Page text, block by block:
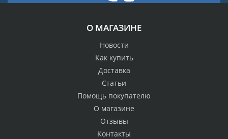
О МАГАЗИНЕ
Новости
Как купить
Доставка
Статьи
Помощь покупателю
О магазине
Отзывы
Контакты